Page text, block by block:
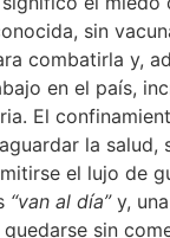
sin
combatirla y,
en el país,
El
la salud,
el lujo de
“van al día”y,
sin